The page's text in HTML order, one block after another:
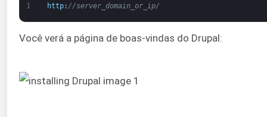
1 http: //server_domain_or_ip/
Você verá a página de boas-vindas do Drupal: